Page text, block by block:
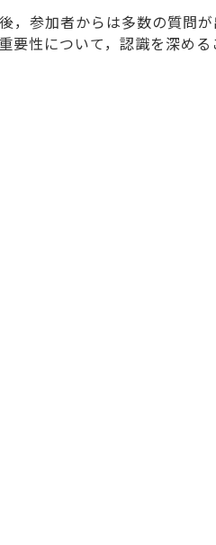
，参加者からは多数の質問
要性について，認識を深める